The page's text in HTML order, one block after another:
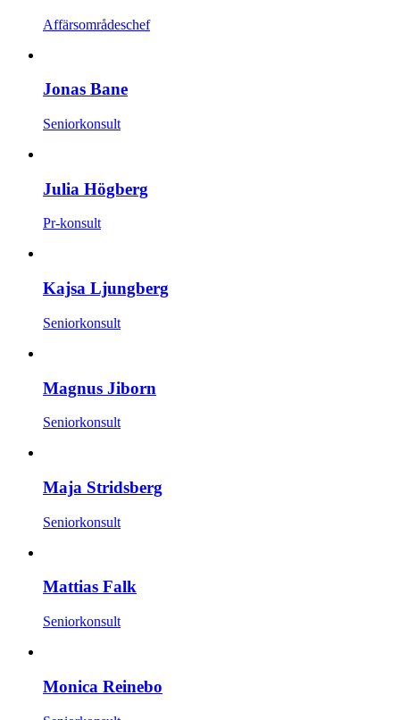
Affärsområdeschef
Jonas Bane
Seniorkonsult
Julia Högberg
Pr-konsult
Kajsa Ljungberg
Seniorkonsult
Magnus Jiborn
Seniorkonsult
Maja Stridsberg
Seniorkonsult
Mattias Falk
Seniorkonsult
Monica Reinebo